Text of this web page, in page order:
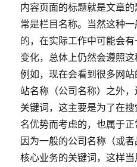
内容页面的标题就是文章
常是栏目名称。当然这种
的，在实际工作中可能会
变化，总体上仍然会遵照这
例如，现在会看到很多网
站名称（公司名称）之外
关键词，这主要是为了在
名优势而考虑的，也属于正
因为一般的公司名称（或
核心业务的关键词，这样